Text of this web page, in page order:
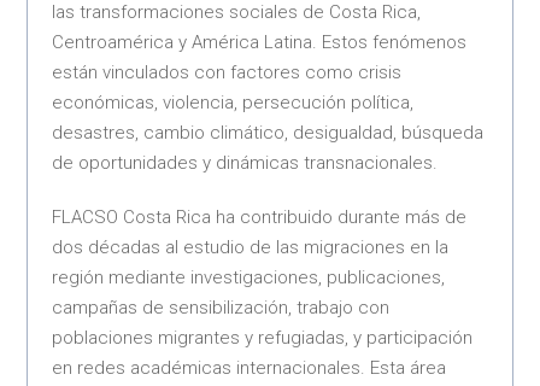
las transformaciones sociales de Costa Rica,
Centroamérica y América Latina. Estos fenómenos
están vinculados con factores como crisis
económicas, violencia, persecución política,
desastres, cambio climático, desigualdad, búsqueda
de oportunidades y dinámicas transnacionales.
FLACSO Costa Rica ha contribuido durante más de
dos décadas al estudio de las migraciones en la
región mediante investigaciones, publicaciones,
campañas de sensibilización, trabajo con
poblaciones migrantes y refugiadas, y participación
en redes académicas internacionales. Esta área